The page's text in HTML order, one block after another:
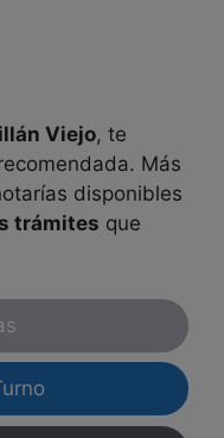
Viejo, te
Más
disponibles
trámites que